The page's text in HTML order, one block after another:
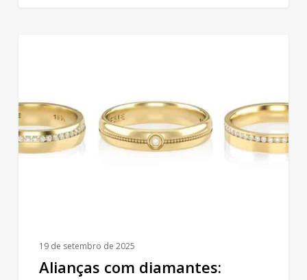
para
homens
e
preciosas
19 de setembro de 2025
Alianças com diamantes: